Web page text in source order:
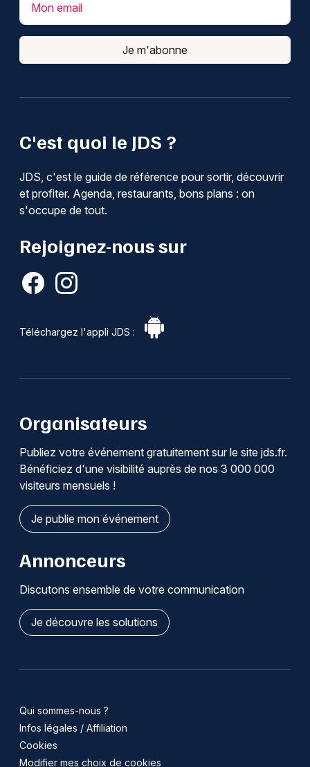
C'est quoi le JDS ?
JDS, c'est le guide de référence pour sortir, découvrir
et profiter. Agenda, restaurants, bons plans : on
s'occupe de tout.
Rejoignez-nous sur
Téléchargez l'appli JDS :
Mon email
Je m'abonne
Organisateurs
Publiez votre événement gratuitement sur le site jds.fr.
Bénéficiez d'une visibilité auprès de nos 3 000 000
visiteurs mensuels !
Je publie mon événement
Annonceurs
Discutons ensemble de votre communication
Je découvre les solutions
Qui sommes-nous ?
Infos légales / Affiliation
Cookies
Modifier mes choix de cookies